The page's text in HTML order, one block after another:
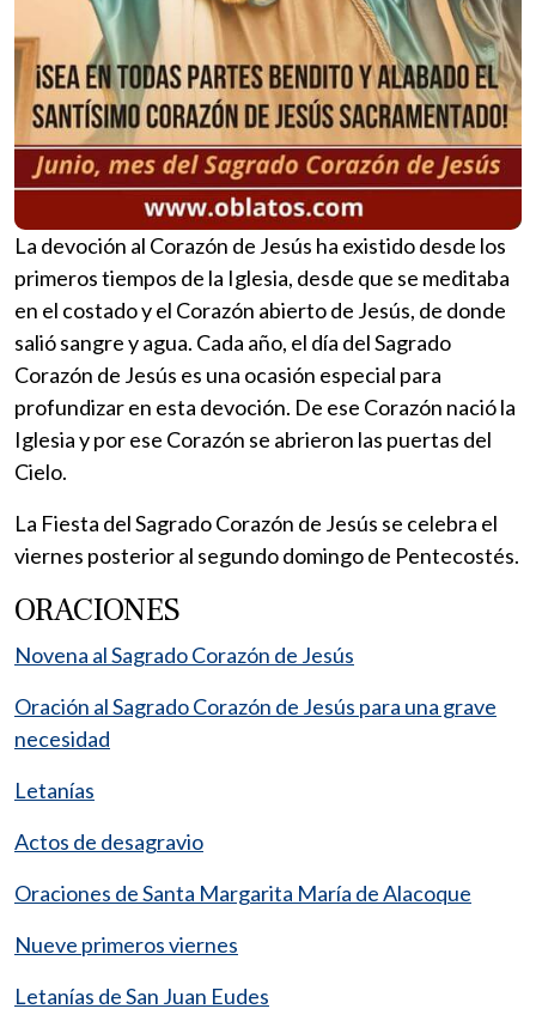
La devoción al Corazón de Jesús ha existido desde los
primeros tiempos de la Iglesia, desde que se meditaba
en el costado y el Corazón abierto de Jesús, de donde
salió sangre y agua. Cada año, el día del Sagrado
Corazón de Jesús es una ocasión especial para
profundizar en esta devoción. De ese Corazón nació la
Iglesia y por ese Corazón se abrieron las puertas del
Cielo.
La Fiesta del Sagrado Corazón de Jesús se celebra el
viernes posterior al segundo domingo de Pentecostés.
ORACIONES
Novena al Sagrado Corazón de Jesús
Oración al Sagrado Corazón de Jesús para una grave
necesidad
Letanías
Actos de desagravio
Oraciones de Santa Margarita María de Alacoque
Nueve primeros viernes
Letanías de San Juan Eudes